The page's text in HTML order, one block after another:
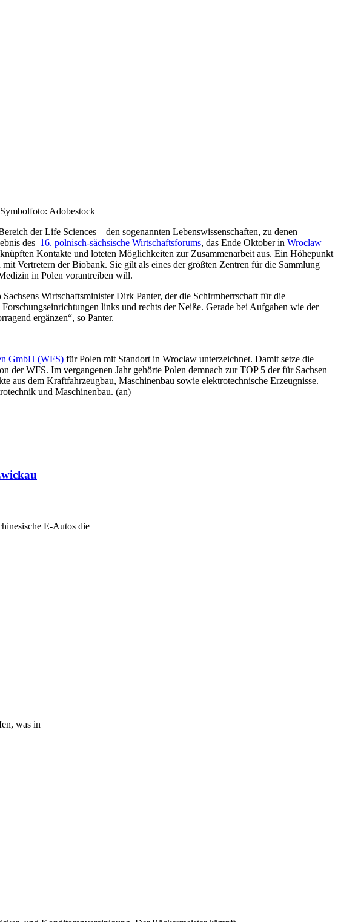
Adobestock
der Life Sciences – den sogenannten Lebenswissenschaften, zu denen
des 16. polnisch-sächsische Wirtschaftsforums, das Ende Oktober in Wroclaw
Kontakte und loteten Möglichkeiten zur Zusammenarbeit aus. Ein Höhepunkt
mit Vertretern der Biobank. Sie gilt als eines der größten Zentren für die Sammlung
in Polen vorantreiben will.
Wirtschaftsminister Dirk Panter, der die Schirmherrschaft für die
links und rechts der Neiße. Gerade bei Aufgaben wie der
ergänzen“, so Panter.
GmbH (WFS) für Polen mit Standort in Wrocław unterzeichnet. Damit setze die
der WFS. Im vergangenen Jahr gehörte Polen demnach zur TOP 5 der für Sachsen
dem Kraftfahrzeugbau, Maschinenbau sowie elektrotechnische Erzeugnisse.
und Maschinenbau. (an)
E-Autos die
was in